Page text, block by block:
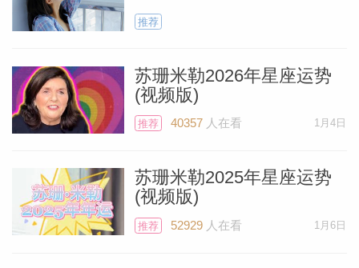
种可能是，你正在怀孕，需要经常去看妇产
自去年12月19日开始，金星就进入了逆行
状态，直到1月29 才恢复顺行。金星逆行的
（所以）不要非常迅速地开始一段关系。因
为双方之间的化学反应可能会因为金逆的影
响而消失。可以等到2月份，让朋友帮你介
推荐
苏珊米勒2026年星座运势
(视频版)
推荐 40357人在看 1月4日
苏珊米勒2025年星座运势
(视频版)
推荐 52929人在看 1月6日